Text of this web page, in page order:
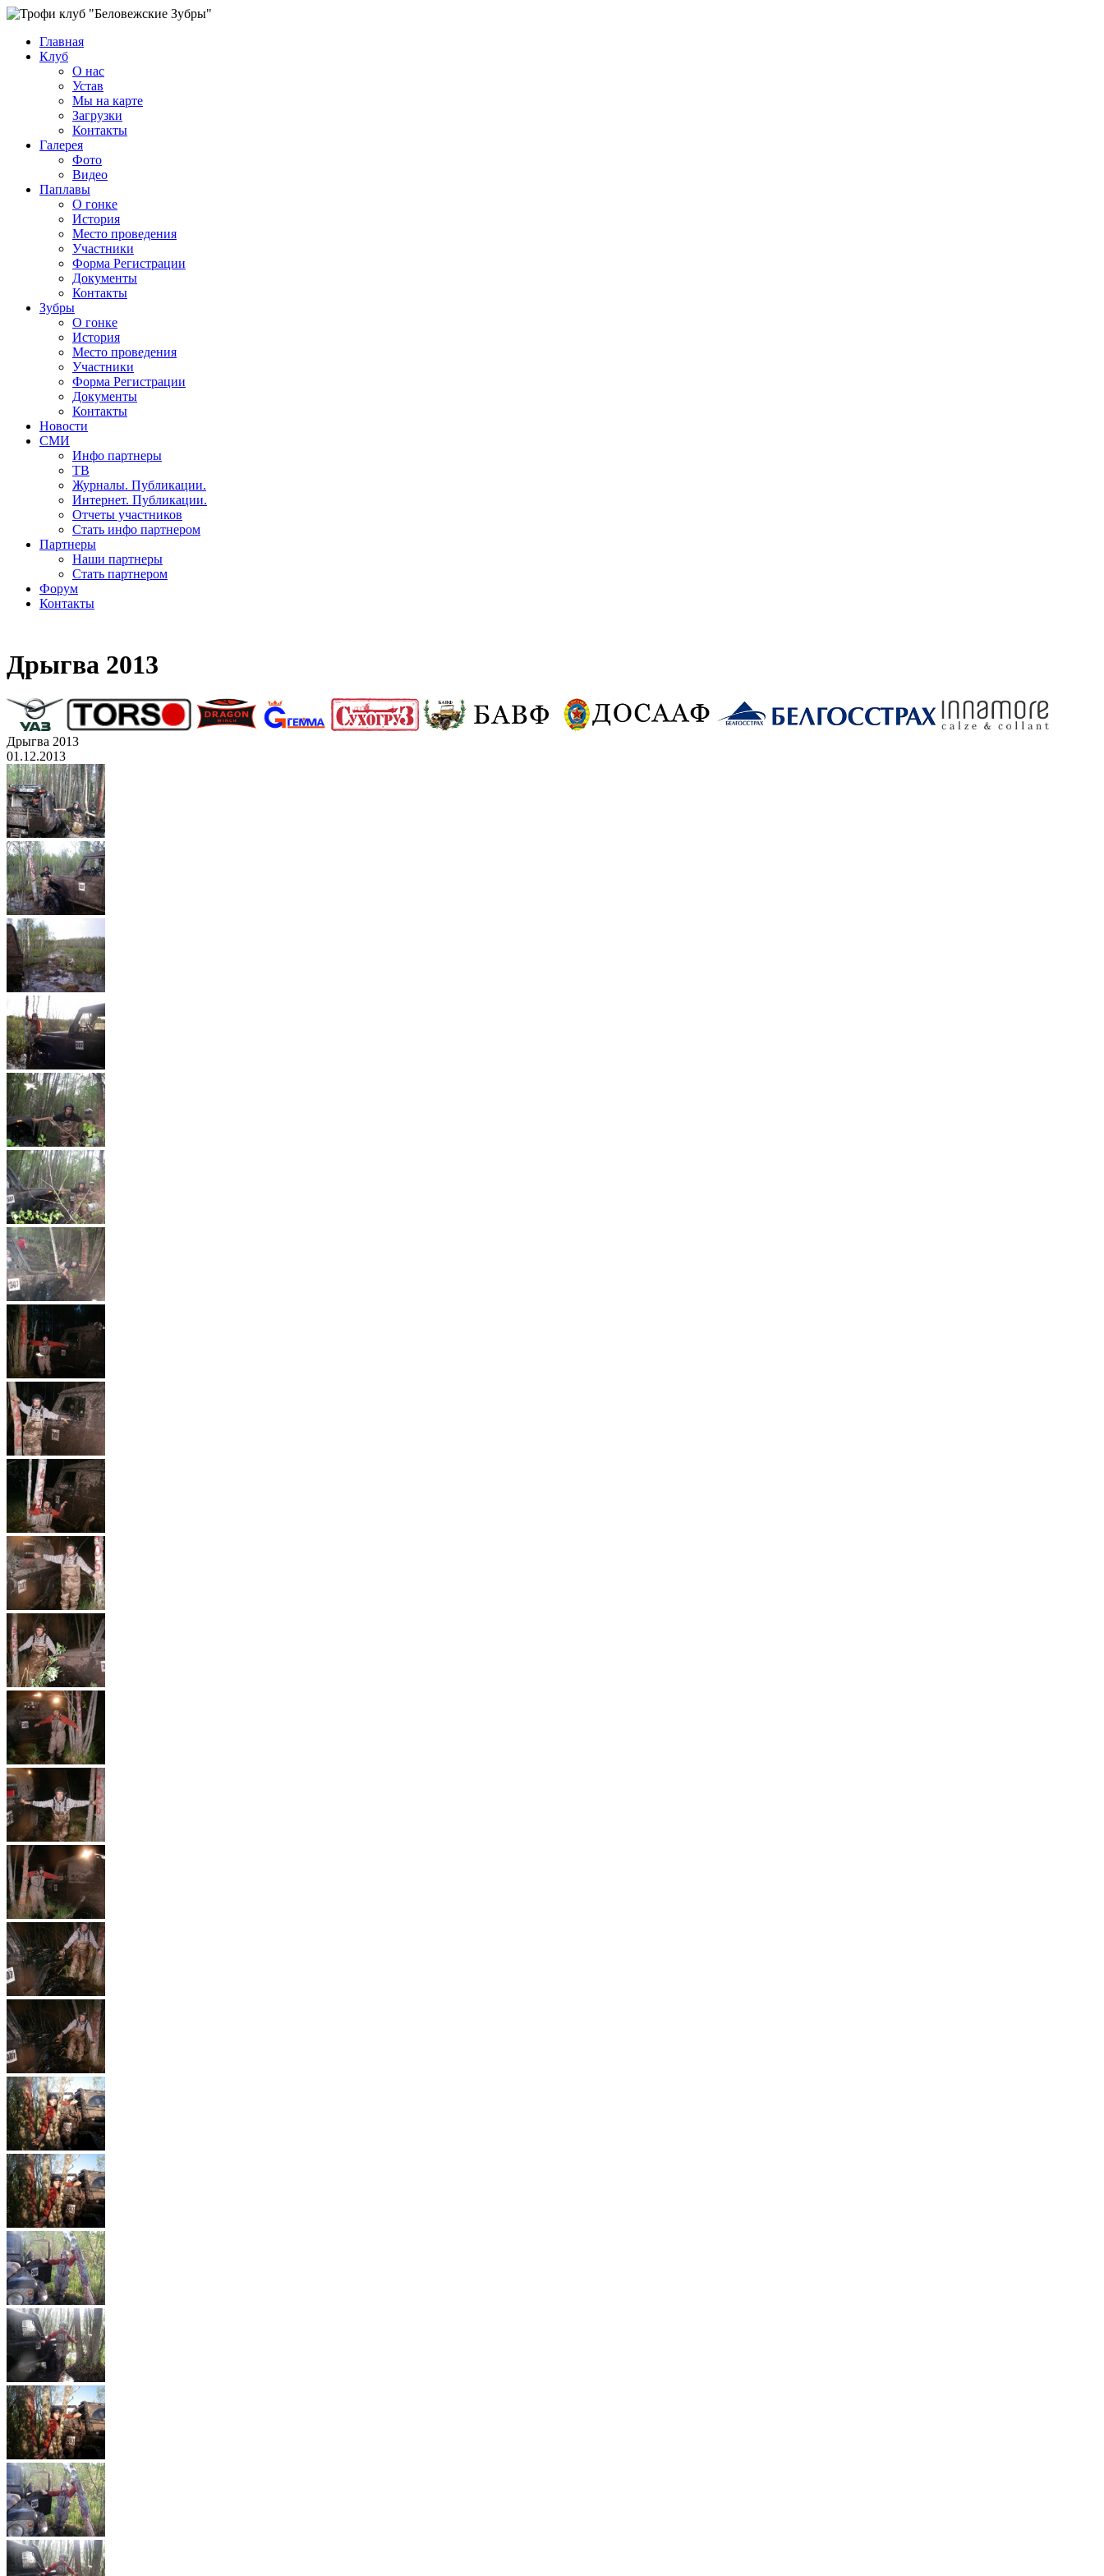
Главная
Клуб
О нас
Устав
Мы на карте
Загрузки
Контакты
Галерея
Фото
Видео
Паплавы
О гонке
История
Место проведения
Участники
Форма Регистрации
Документы
Контакты
Зубры
О гонке
История
Место проведения
Участники
Форма Регистрации
Документы
Контакты
Новости
СМИ
Инфо партнеры
ТВ
Журналы. Публикации.
Интернет. Публикации.
Отчеты участников
Стать инфо партнером
Партнеры
Наши партнеры
Стать партнером
Форум
Контакты
Дрыгва 2013
Дрыгва 2013
01.12.2013